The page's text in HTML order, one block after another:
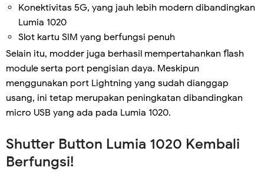
Konektivitas 5G, yang jauh lebih modern dibandingkan
Lumia 1020
Slot kartu SIM yang berfungsi penuh
Selain itu, modder juga berhasil mempertahankan flash
module serta port pengisian daya. Meskipun
menggunakan port Lightning yang sudah dianggap
usang, ini tetap merupakan peningkatan dibandingkan
micro USB yang ada pada Lumia 1020.
Shutter Button Lumia 1020 Kembali
Berfungsi!